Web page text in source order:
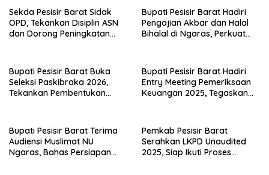
Sekda Pesisir Barat Sidak
OPD, Tekankan Disiplin ASN
dan Dorong Peningkatan
Bupati Pesisir Barat Hadiri
Pengajian Akbar dan Halal
Bihalal di Ngaras, Perkuat
Bupati Pesisir Barat Buka
Seleksi Paskibraka 2026,
Tekankan Pembentukan
Bupati Pesisir Barat Hadiri
Entry Meeting Pemeriksaan
Keuangan 2025, Tegaskan
Bupati Pesisir Barat Terima
Audiensi Muslimat NU
Ngaras, Bahas Persiapan
Pemkab Pesisir Barat
Serahkan LKPD Unaudited
2025, Siap Ikuti Proses